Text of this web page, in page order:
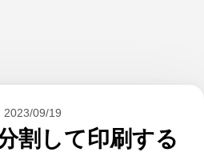
2023/09/19
割して印刷する